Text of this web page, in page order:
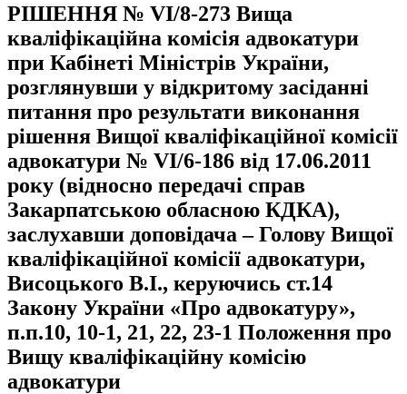
РІШЕННЯ № VІ/8-273 Вища
кваліфікаційна комісія адвокатури
при Кабінеті Міністрів України,
розглянувши у відкритому засіданні
питання про результати виконання
рішення Вищої кваліфікаційної комісії
адвокатури № VІ/6-186 від 17.06.2011
року (відносно передачі справ
Закарпатською обласною КДКА),
заслухавши доповідача – Голову Вищої
кваліфікаційної комісії адвокатури,
Висоцького В.І., керуючись ст.14
Закону України «Про адвокатуру»,
п.п.10, 10-1, 21, 22, 23-1 Положення про
Вищу кваліфікаційну комісію
адвокатури